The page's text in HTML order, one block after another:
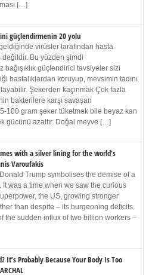
[…]
güçlendirmenin 20 yolu
virüsler tarafından hasta
Bu yüzden şimdi
bağışıklık güçlendirici tavsiyeler sizi
hastalıklardan koruyup, mevsimin tadını
Şekerden kaçınmak Çok fazla
bakterilere karşı savaşan
100 gram şeker tüketmek bile beyaz kan
gücünü azaltır. Doğal meyve […]
with a silver lining for the world’s
Varoufakis
Trump symbolises the demise of a
It was a time when we saw the curious
the US, growing stronger
than despite – its burgeoning deficits.
the sudden influx of two billion workers –
It’s Probably Because Your Body Is Too